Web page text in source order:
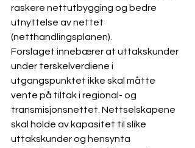
raskere nettutbygging og bedre
utnyttelse av nettet
(netthandlingsplanen).
Forslaget innebærer at uttakskunder
under terskelverdiene i
utgangspunktet ikke skal måtte
vente på tiltak i regional- og
transmisjonsnettet. Nettselskapene
skal holde av kapasitet til slike
uttakskunder og hensynta